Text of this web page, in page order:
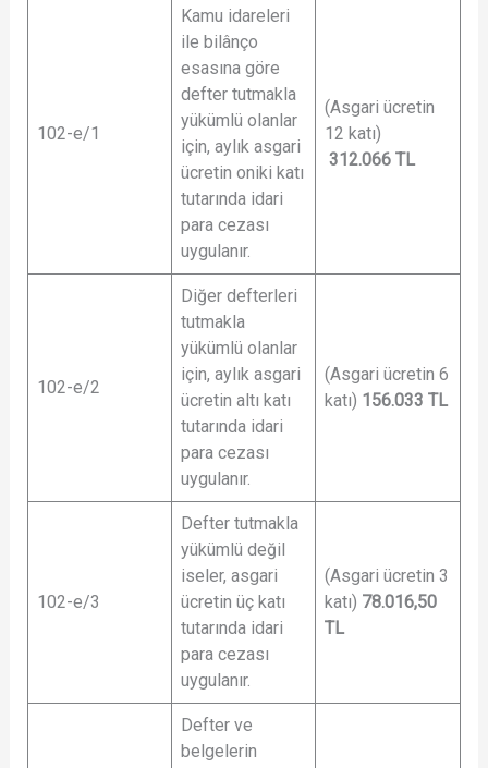
102-e/1
Kamu idareleri
ile bilânço
esasına göre
defter tutmakla
yükümlü olanlar
için, aylık asgari
ücretin oniki katı
tutarında idari
para cezası
uygulanır.
(Asgari ücretin
12 katı)
312.066 TL
102-e/2
Diğer defterleri
tutmakla
yükümlü olanlar
için, aylık asgari
ücretin altı katı
tutarında idari
para cezası
uygulanır.
(Asgari ücretin 6
katı) 156.033 TL
102-e/3
Defter tutmakla
yükümlü değil
iseler, asgari
ücretin üç katı
tutarında idari
para cezası
uygulanır.
(Asgari ücretin 3
katı) 78.016,50
TL
Defter ve
belgelerin